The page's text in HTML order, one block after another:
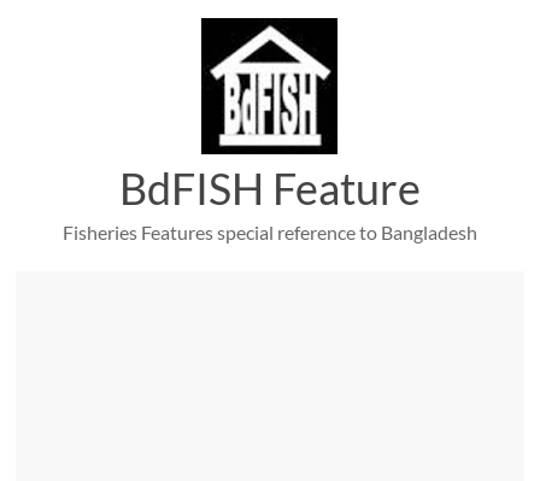
BdFISH Feature
Fisheries Features special reference to Bangladesh